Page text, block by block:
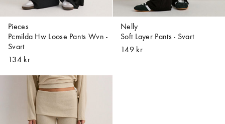
Pieces
Pcmilda Hw Loose Pants Wvn -
Svart
134 kr
Nelly
Soft Layer Pants - Svart
149 kr